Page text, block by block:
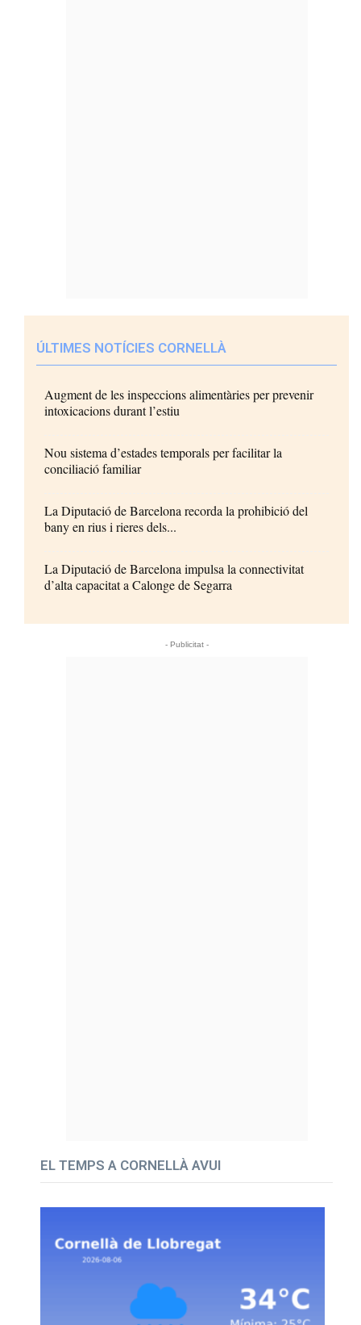
ÚLTIMES NOTÍCIES CORNELLÀ
Augment de les inspeccions alimentàries per prevenir
intoxicacions durant l’estiu
Nou sistema d’estades temporals per facilitar la
conciliació familiar
La Diputació de Barcelona recorda la prohibició del
bany en rius i rieres dels...
La Diputació de Barcelona impulsa la connectivitat
d’alta capacitat a Calonge de Segarra
- Publicitat -
EL TEMPS A CORNELLÀ AVUI